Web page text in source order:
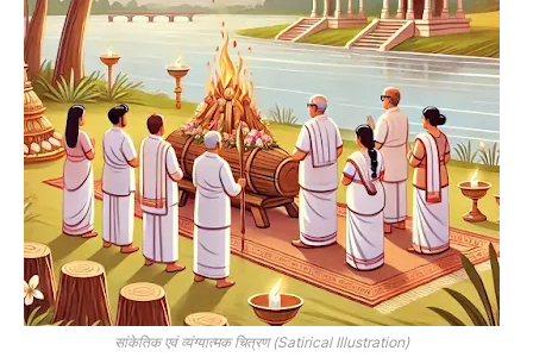
सांकेतिक एवं व्यंग्यात्मक चित्रण (Satirical Illustration)